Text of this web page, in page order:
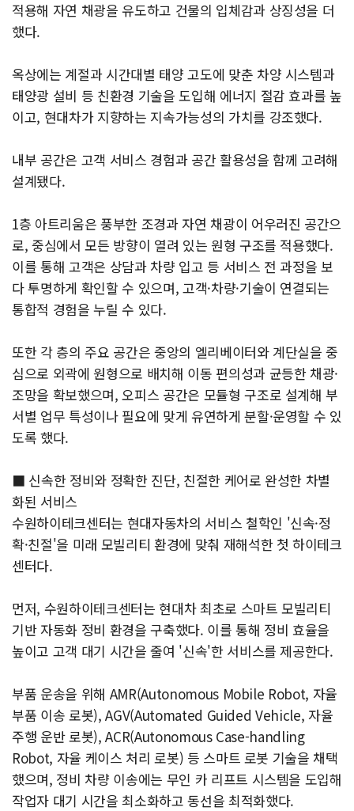
적용해 자연 채광을 유도하고 건물의 입체감과 상징성을 더
했다.
옥상에는 계절과 시간대별 태양 고도에 맞춘 차양 시스템과
태양광 설비 등 친환경 기술을 도입해 에너지 절감 효과를 높
이고, 현대차가 지향하는 지속가능성의 가치를 강조했다.
내부 공간은 고객 서비스 경험과 공간 활용성을 함께 고려해
설계됐다.
1층 아트리움은 풍부한 조경과 자연 채광이 어우러진 공간으
로, 중심에서 모든 방향이 열려 있는 원형 구조를 적용했다.
이를 통해 고객은 상담과 차량 입고 등 서비스 전 과정을 보
다 투명하게 확인할 수 있으며, 고객·차량·기술이 연결되는
통합적 경험을 누릴 수 있다.
또한 각 층의 주요 공간은 중앙의 엘리베이터와 계단실을 중
심으로 외곽에 원형으로 배치해 이동 편의성과 균등한 채광·
조망을 확보했으며, 오피스 공간은 모듈형 구조로 설계해 부
서별 업무 특성이나 필요에 맞게 유연하게 분할·운영할 수 있
도록 했다.
■ 신속한 정비와 정확한 진단, 친절한 케어로 완성한 차별
화된 서비스
수원하이테크센터는 현대자동차의 서비스 철학인 '신속·정
확·친절'을 미래 모빌리티 환경에 맞춰 재해석한 첫 하이테크
센터다.
먼저, 수원하이테크센터는 현대차 최초로 스마트 모빌리티
기반 자동화 정비 환경을 구축했다. 이를 통해 정비 효율을
높이고 고객 대기 시간을 줄여 '신속'한 서비스를 제공한다.
부품 운송을 위해 AMR(Autonomous Mobile Robot, 자율
부품 이송 로봇), AGV(Automated Guided Vehicle, 자율
주행 운반 로봇), ACR(Autonomous Case-handling
Robot, 자율 케이스 처리 로봇) 등 스마트 로봇 기술을 채택
했으며, 정비 차량 이송에는 무인 카 리프트 시스템을 도입해
작업자 대기 시간을 최소화하고 동선을 최적화했다.